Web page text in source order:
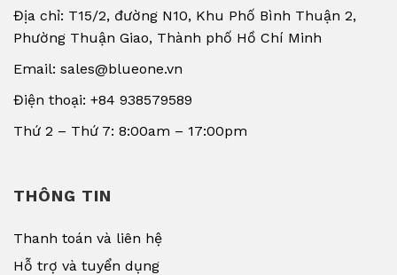
Địa chỉ: T15/2, đường N10, Khu Phố Bình Thuận 2,
Phường Thuận Giao, Thành phố Hồ Chí Minh
Email: sales@blueone.vn
Điện thoại: +84 938579589
Thứ 2 – Thứ 7: 8:00am – 17:00pm
THÔNG TIN
Thanh toán và liên hệ
Hỗ trợ và tuyển dụng